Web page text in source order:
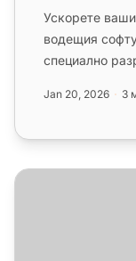
Ускорете
водещия
специално
Jan 20, 2026 3
Софтуер за